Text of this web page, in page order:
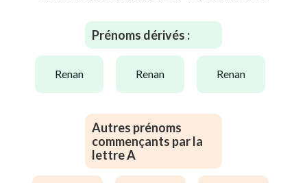
Prénoms dérivés :
renan renan renan
Autres prénoms
commençants par la
lettre A